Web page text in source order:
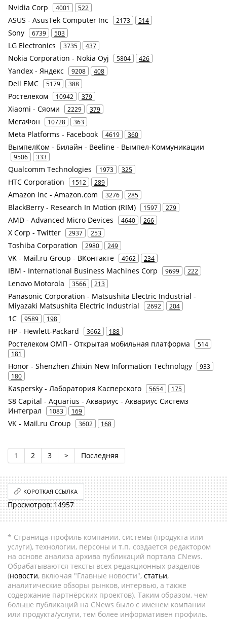
Nvidia Corp 4001 522
ASUS - AsusTek Computer Inc 2173 514
Sony 6739 503
LG Electronics 3735 437
Nokia Corporation - Nokia Oyj 5804 426
Yandex - Яндекс 9208 408
Dell EMC 5179 388
Ростелеком 10942 379
Xiaomi - Сяоми 2229 379
МегаФон 10728 363
Meta Platforms - Facebook 4619 360
ВымпелКом - Билайн - Beeline - Вымпел-Коммуникации
9506 333
Qualcomm Technologies 1973 325
HTC Corporation 1512 289
Amazon Inc - Amazon.com 3276 285
BlackBerry - Research In Motion (RIM) 1597 279
AMD - Advanced Micro Devices 4640 266
X Corp - Twitter 2937 253
Toshiba Corporation 2980 249
VK - Mail.ru Group - ВКонтакте 4962 234
IBM - International Business Machines Corp 9699 222
Lenovo Motorola 3566 213
Panasonic Corporation - Matsushita Electric Industrial -
Miyazaki Matsushita Electric Industrial
2692 204
1С 9589 198
HP - Hewlett-Packard 3662 188
Ростелеком ОМП - Открытая мобильная платформа
514
181
Honor - Shenzhen Zhixin New Information Technology
933
180
Kaspersky - Лаборатория Касперского 5654 175
S8 Capital - Aquarius - Аквариус - Аквариус Системз
Интеграл
1083 169
VK - Mail.ru Group 3602 168
1 2 3 > Последняя
КОРОТКАЯ ССЫЛКА
14957
* Страница-профиль компании, системы (продукта или
услуги), технологии, персоны и т.п. создается редактором
на основе анализа архива публикаций портала CNews.
Обрабатываются тексты всех редакционных разделов
(новости, включая "Главные новости", статьи,
аналитические обзоры рынков, интервью, а также
содержание партнёрских проектов). Таким образом, чем
больше публикаций на CNews было с именем компании
или продукта/услуги, тем более информативен профиль.